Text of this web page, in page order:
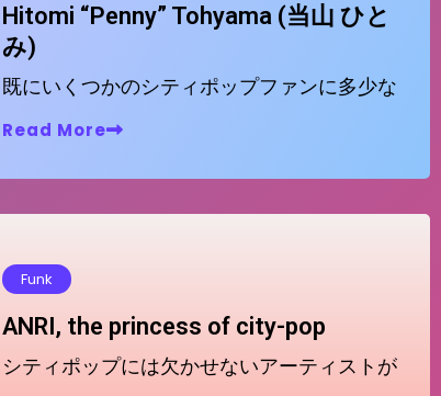
Hitomi “Penny” Tohyama (当山 ひと
み)
既にいくつかのシティポップファンに多少な
Read More
Funk
ANRI, the princess of city-pop
シティポップには欠かせないアーティストが